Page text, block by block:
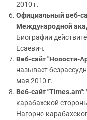
2010 г.
Официальный веб-
Международной
Биографии
Есаевич.
Веб-сайт "Новости-
называет
мая 2010 г.
Веб-сайт "Times.am":
карабахской
Нагорно-